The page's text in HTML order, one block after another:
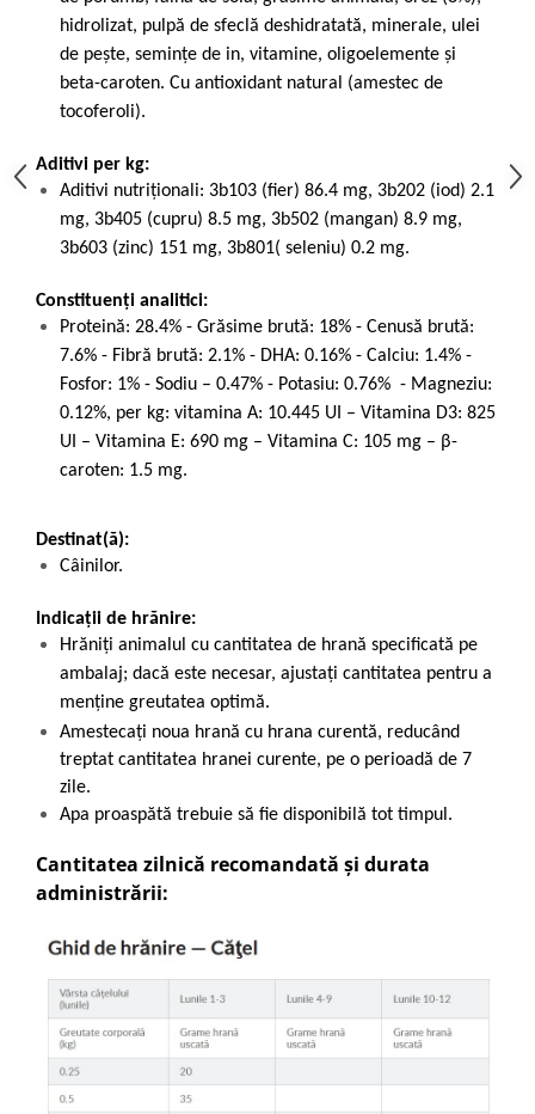
hidrolizat, pulpă de sfeclă deshidratată, minerale, ulei
de peşte, seminţe de in, vitamine, oligoelemente şi
beta-caroten. Cu antioxidant natural (amestec de
tocoferoli).
Aditivi per kg:
Aditivi nutriţionali: 3b103 (fier) 86.4 mg, 3b202 (iod) 2.1
mg, 3b405 (cupru) 8.5 mg, 3b502 (mangan) 8.9 mg,
3b603 (zinc) 151 mg, 3b801( seleniu) 0.2 mg.
Constituenți analitici:
Proteină: 28.4% - Grăsime brută: 18% - Cenusă brută:
7.6% - Fibră brută: 2.1% - DHA: 0.16% - Calciu: 1.4% -
Fosfor: 1% - Sodiu – 0.47% - Potasiu: 0.76% - Magneziu:
0.12%, per kg: vitamina A: 10.445 UI – Vitamina D3: 825
UI – Vitamina E: 690 mg – Vitamina C: 105 mg – β-
caroten: 1.5 mg.
Destinat(ă):
Câinilor.
Indicații de hrănire:
Hrăniți animalul cu cantitatea de hrană specificată pe
ambalaj; dacă este necesar, ajustați cantitatea pentru a
menține greutatea optimă.
Amestecați noua hrană cu hrana curentă, reducând
treptat cantitatea hranei curente, pe o perioadă de 7
zile.
Apa proaspătă trebuie să fie disponibilă tot timpul.
Cantitatea zilnică recomandată și durata
administrării: